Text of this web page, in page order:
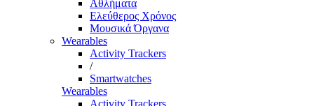
Αθλήματα
Ελεύθερος Χρόνος
Μουσικά Όργανα
Wearables
Activity Trackers
/
Smartwatches
Wearables
Activity Trackers